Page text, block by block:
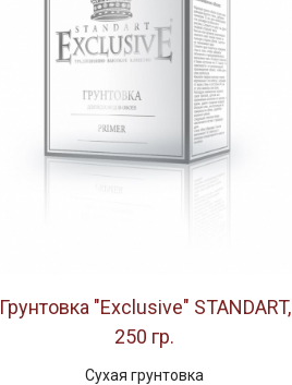
Грунтовка "Exclusive" STANDART,
250 гр.
Сухая грунтовка